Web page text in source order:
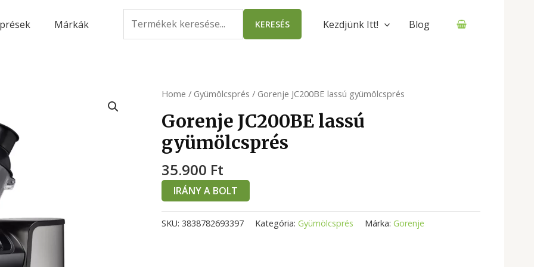
Márkák
for:
KERESÉS Kezdjünk Itt! Blog
Home / Gyümölcsprés / Gorenje JC200BE lassú gyümölcsprés
Gorenje JC200BE lassú
gyümölcsprés
35.900 Ft
IRÁNY A BOLT
SKU: 3838782693397 Kategória: Gyümölcsprés Márka: Gorenje